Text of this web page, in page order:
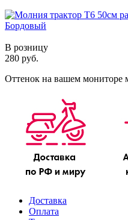
В розницу
280 руб.
Оттенок на вашем мониторе
Доставка
Оплата